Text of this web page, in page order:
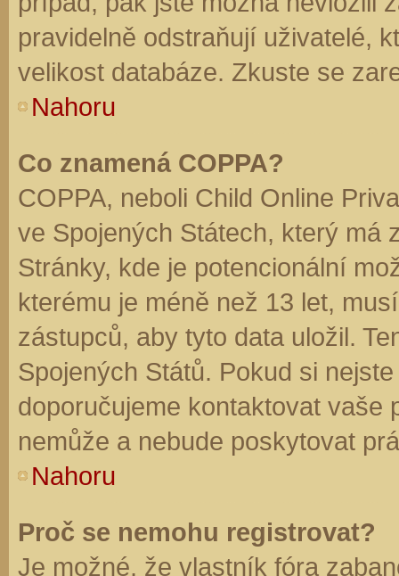
pravidelně odstraňují uživatelé,
velikost databáze. Zkuste se
Nahoru
Co znamená COPPA?
COPPA, neboli Child Online
ve Spojených Státech, který má
Stránky, kde je potencionální
kterému je méně než 13 let,
zástupců, aby tyto data uložil.
Spojených Států. Pokud si
doporučujeme kontaktovat vaše
nemůže a nebude poskytovat
Nahoru
Proč se nemohu registrovat?
Je možné, že vlastník fóra